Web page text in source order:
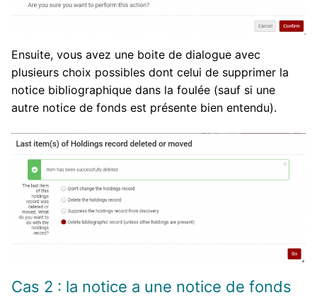
Ensuite, vous avez une boite de dialogue avec
plusieurs choix possibles dont celui de supprimer la
notice bibliographique dans la foulée (sauf si une
autre notice de fonds est présente bien entendu).
Cas 2 : la notice a une notice de fonds